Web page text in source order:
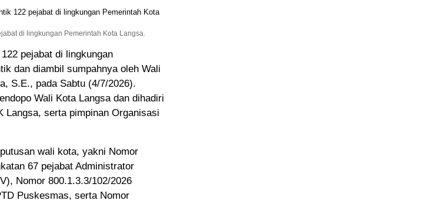
di lingkungan Pemerintah Kota Langsa.
pejabat di lingkungan
dan diambil sumpahnya oleh Wali
S.E., pada Sabtu (4/7/2026).
Wali Kota Langsa dan dihadiri
Langsa, serta pimpinan Organisasi
wali kota, yakni Nomor
67 pejabat Administrator
Nomor 800.1.3.3/102/2026
Puskesmas, serta Nomor